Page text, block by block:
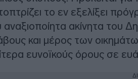
το εν εξελίξει
αναξιοποίητα ακίνητα του
και μέρος των
ευνοϊκούς όρους σε